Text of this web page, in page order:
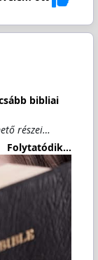
bibliai
részei…
Folytatódik...